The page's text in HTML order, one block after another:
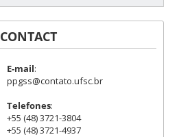
CONTACT
E-mail:
ppgss@contato.ufsc.br
Telefones:
+55 (48) 3721-3804
+55 (48) 3721-4937